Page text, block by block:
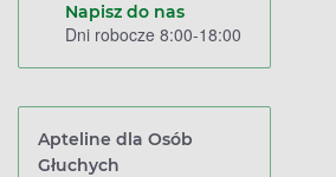
Napisz do nas
Dni robocze 8:00-18:00
Apteline dla Osób
Głuchych